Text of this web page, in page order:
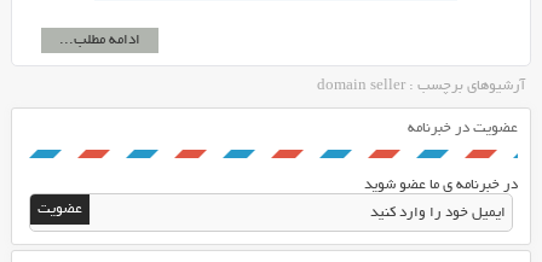
ادامه مطلب...
آرشیوهای برچسب : domain seller
عضویت در خبرنامه
در خبرنامه ی ما عضو شوید